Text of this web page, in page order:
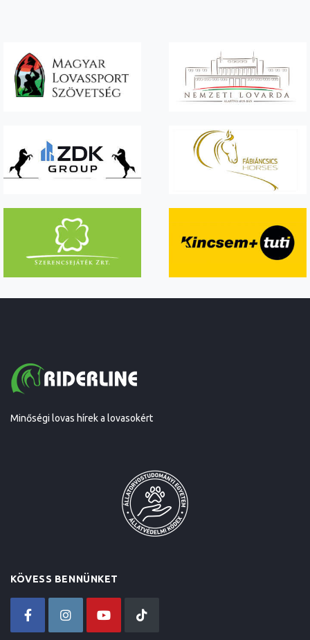
Minőségi lovas hírek a lovasokért
KÖVESS BENNÜNKET